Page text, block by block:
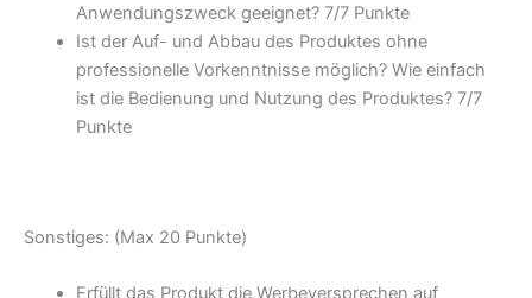
Anwendungszweck geeignet? 7/7 Punkte
Ist der Auf- und Abbau des Produktes ohne
professionelle Vorkenntnisse möglich? Wie einfach
ist die Bedienung und Nutzung des Produktes? 7/7
Punkte
Sonstiges: (Max 20 Punkte)